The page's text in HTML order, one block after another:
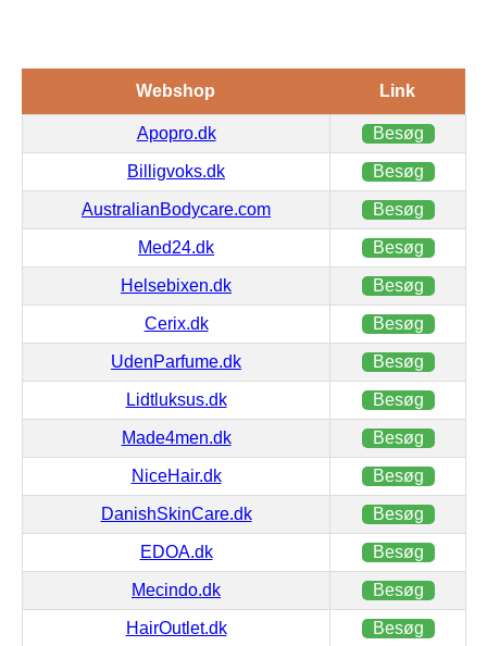
Webshop Link
Apopro.dk Besøg
Billigvoks.dk Besøg
AustralianBodycare.com Besøg
Med24.dk Besøg
Helsebixen.dk Besøg
Cerix.dk Besøg
UdenParfume.dk Besøg
Lidtluksus.dk Besøg
Made4men.dk Besøg
NiceHair.dk Besøg
DanishSkinCare.dk Besøg
EDOA.dk Besøg
Mecindo.dk Besøg
HairOutlet.dk Besøg